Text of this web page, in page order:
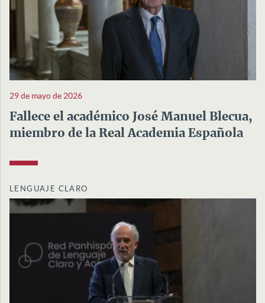
29 de mayo de 2026
Fallece el académico José Manuel Blecua,
miembro de la Real Academia Española
LENGUAJE CLARO